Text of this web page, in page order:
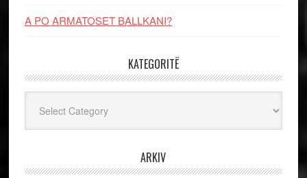
A PO ARMATOSET BALLKANI?
KATEGORITË
ARKIV